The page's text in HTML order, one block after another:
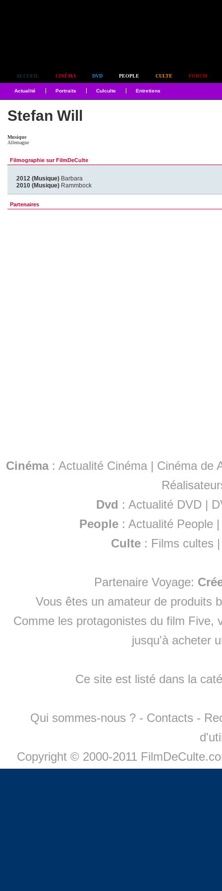
ACCUEIL CINÉMA DVD PEOPLE CULTE FORUM
Actualité Portraits Culculte Entretiens
Stefan Will
Musique
Allemagne
Filmographie sur FilmDeCulte
2012 (Musique) Barbara
2010 (Musique) Rammbock
Partenaires
Cinéma: Actualité Cinéma | Cinéma de
Dvd : Actualité DVD |
People :Actualité People
Culte : Films cultes
Partenaire Voyage:
Vous êtes un amateur de produits
Comme les protagonistes du film Five,
jusqu'à acheter
Ce site est listé dans la
Qui sommes-nous ? - Contacts -
Copyright © 2000-2011